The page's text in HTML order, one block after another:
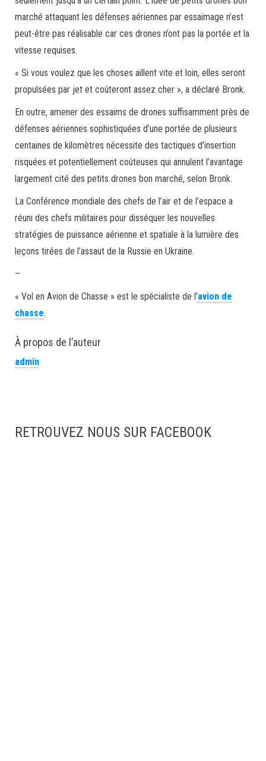
marché attaquant les défenses aériennes par essaimage n’est
peut-être pas réalisable car ces drones n’ont pas la portée et la
vitesse requises.
« Si vous voulez que les choses aillent vite et loin, elles seront
propulsées par jet et coûteront assez cher », a déclaré Bronk.
En outre, amener des essaims de drones suffisamment près de
défenses aériennes sophistiquées d’une portée de plusieurs
centaines de kilomètres nécessite des tactiques d’insertion
risquées et potentiellement coûteuses qui annulent l’avantage
largement cité des petits drones bon marché, selon Bronk.
La Conférence mondiale des chefs de l’air et de l’espace a
réuni des chefs militaires pour disséquer les nouvelles
stratégies de puissance aérienne et spatiale à la lumière des
leçons tirées de l’assaut de la Russie en Ukraine.
–
« Vol en Avion de Chasse » est le spécialiste de l’avion de
chasse.
À propos de l’auteur
admin
RETROUVEZ NOUS SUR FACEBOOK